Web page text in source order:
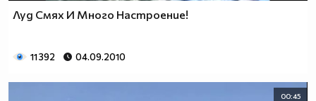
Луд Смях И Много Настроение!
11 392 04.09.2010
00:45